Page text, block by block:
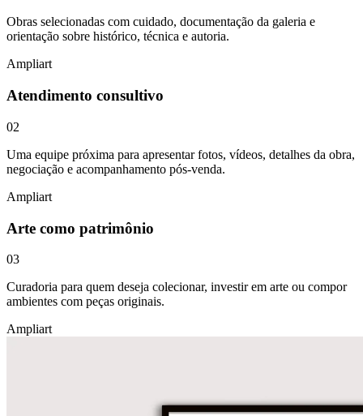
Obras selecionadas com cuidado, documentação da galeria e
orientação sobre histórico, técnica e autoria.
Ampliart
Atendimento consultivo
02
Uma equipe próxima para apresentar fotos, vídeos, detalhes da obra,
negociação e acompanhamento pós-venda.
Ampliart
Arte como patrimônio
03
Curadoria para quem deseja colecionar, investir em arte ou compor
ambientes com peças originais.
Ampliart